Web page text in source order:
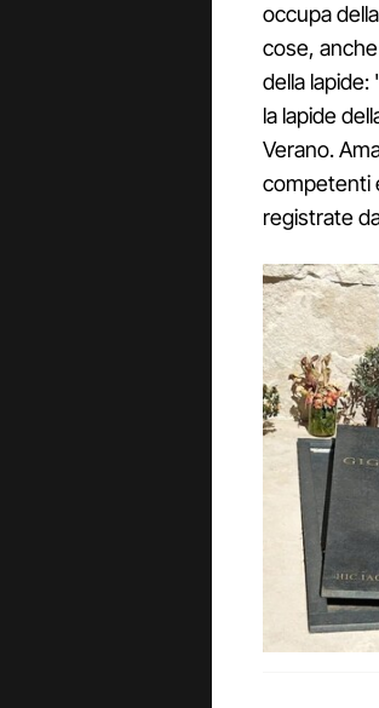
occupa
cose,
della
la lapide
Verano.
competenti
registrate